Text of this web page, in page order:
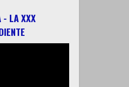
- LA XXX